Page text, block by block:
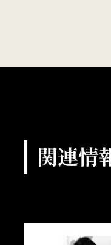
関連情